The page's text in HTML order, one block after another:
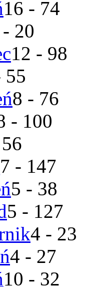
16 - 74
20
12 - 98
55
8 - 76
- 100
7 - 147
5 - 38
5 - 127
4 - 23
4 - 27
10 - 32